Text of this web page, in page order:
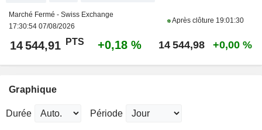
Marché Fermé - Swiss Exchange
17:30:54 07/08/2026
Après clôture 19:01:30
14 544,91 PTS +0,18 % 14 544,98 +0,00 %
Graphique
Durée Période